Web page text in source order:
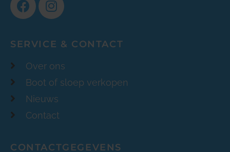
SERVICE & CONTACT
Over ons
Boot of sloep verkopen
Nieuws
Contact
CONTACTGEGEVENS